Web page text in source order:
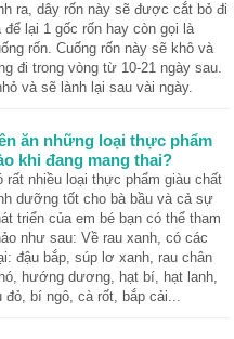
ra, dây rốn này sẽ được cắt bỏ đi
để lại 1 gốc rốn hay còn gọi là
rốn. Cuống rốn này sẽ khô và
đi trong vòng từ 10-21 ngày sau.
và sẽ lành lại sau vài ngày.
ăn những loại thực phẩm
khi đang mang thai?
rất nhiều loại thực phẩm giàu chất
dưỡng tốt cho bà bầu và cả sự
triển của em bé bạn có thể tham
như sau: Về rau xanh, có các
đậu bắp, súp lơ xanh, rau chân
hướng dương, hạt bí, hạt lanh,
đỏ, bí ngô, cà rốt, bắp cải...